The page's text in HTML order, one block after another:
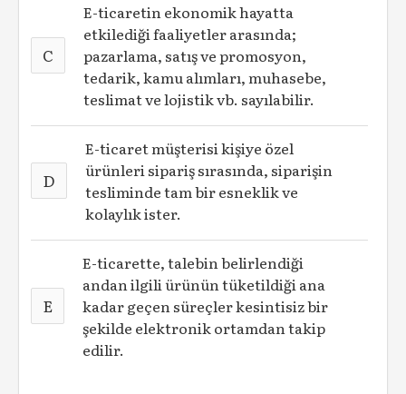
C
E-ticaretin ekonomik hayatta
etkilediği faaliyetler arasında;
pazarlama, satış ve promosyon,
tedarik, kamu alımları, muhasebe,
teslimat ve lojistik vb. sayılabilir.
D
E-ticaret müşterisi kişiye özel
ürünleri sipariş sırasında, siparişin
tesliminde tam bir esneklik ve
kolaylık ister.
E
E-ticarette, talebin belirlendiği
andan ilgili ürünün tüketildiği ana
kadar geçen süreçler kesintisiz bir
şekilde elektronik ortamdan takip
edilir.